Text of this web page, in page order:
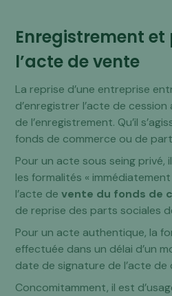
Enregistrement
l’acte de vente
La reprise d’une entreprise
d’enregistrer l’acte de
de l’enregistrement. Qu’il
fonds de commerce ou de
Pour un acte sous seing privé,
les formalités «
l’acte devente du fonds de
de reprise des parts sociales
Pour un acte authentique, la
effectuée dans un délai d’un
date de signature de l’acte de
Concomitamment, il est